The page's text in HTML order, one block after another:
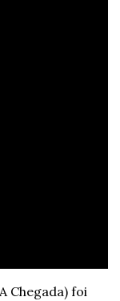
Chegada) foi